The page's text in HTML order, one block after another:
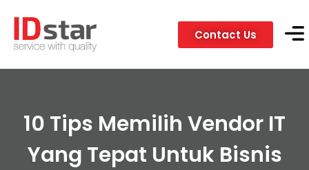
Contact Us
10 Tips Memilih Vendor IT
Yang Tepat Untuk Bisnis